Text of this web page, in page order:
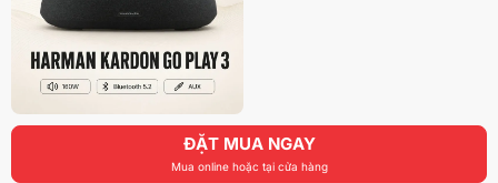
ĐẶT MUA NGAY
Mua online hoặc tại cửa hàng